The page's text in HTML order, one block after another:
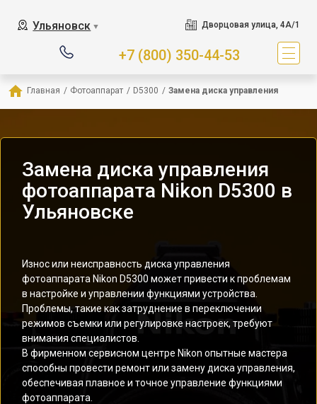
Ульяновск ▼ Дворцовая улица, 4А/1
+7 (800) 350-44-53
Главная / Фотоаппарат / D5300 / Замена диска управления
Замена диска управления
фотоаппарата Nikon D5300 в
Ульяновске
Износ или неисправность диска управления
фотоаппарата Nikon D5300 может привести к проблемам
в настройке и управлении функциями устройства.
Проблемы, такие как затруднение в переключении
режимов съемки или регулировке настроек, требуют
внимания специалистов.
В фирменном сервисном центре Nikon опытные мастера
способны провести ремонт или замену диска управления,
обеспечивая плавное и точное управление функциями
фотоаппарата.